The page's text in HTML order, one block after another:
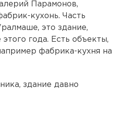
Парамонов,
кухонь. Часть
это здание,
года. Есть объекты,
фабрика-кухня на
здание давно